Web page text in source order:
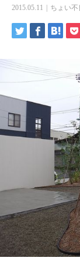
2015.05.11 ちょい